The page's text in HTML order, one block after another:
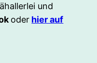
und
oder hier auf